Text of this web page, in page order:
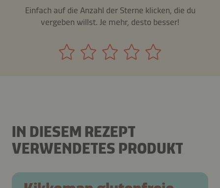
Einfach auf die Anzahl der Sterne klicken, die du
vergeben willst. Je mehr, desto besser!
IN DIESEM REZEPT
VERWENDETES PRODUKT